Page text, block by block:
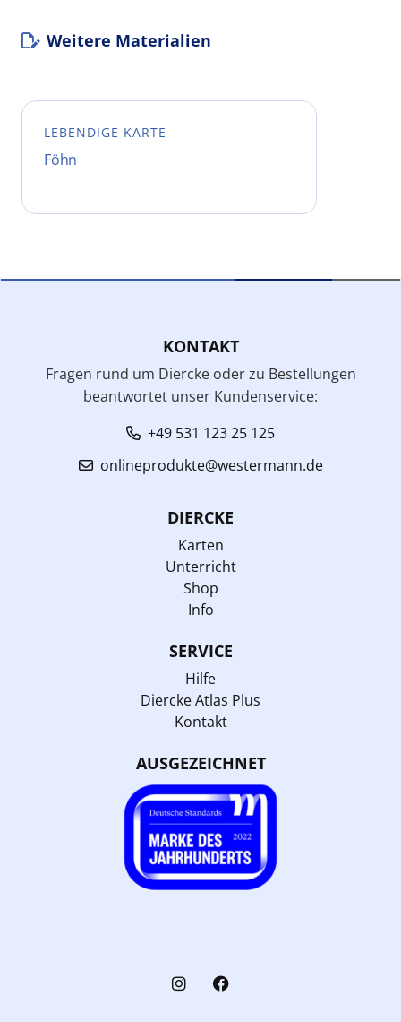
Weitere Materialien
LEBENDIGE KARTE
Föhn
KONTAKT
Fragen rund um Diercke oder zu Bestellungen
beantwortet unser Kundenservice:
+49 531 123 25 125
onlineprodukte@westermann.de
DIERCKE
Karten
Unterricht
Shop
Info
SERVICE
Hilfe
Diercke Atlas Plus
Kontakt
AUSGEZEICHNET